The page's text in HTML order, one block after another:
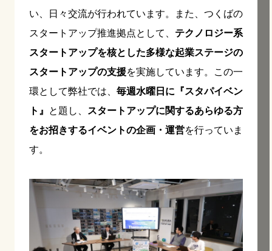
い、日々交流が行われています。また、つくばの
スタートアップ推進拠点として、 テクノロジー系
スタートアップを核とした多様な起業ステージの
スタートアップの支援を実施しています。この一
環として弊社では、 毎週水曜日に『スタパイベン
ト』
と題し、
スタートアップに関するあらゆる方
をお招きするイベントの企画・運営を行っていま
す。